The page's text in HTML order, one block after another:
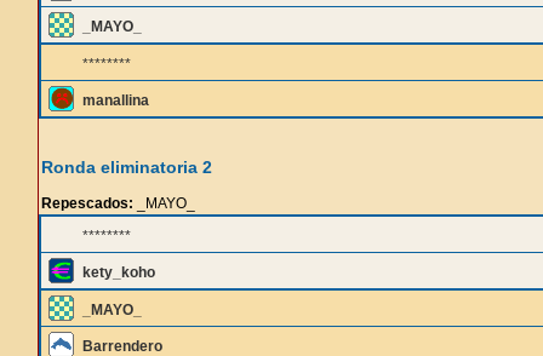
_MAYO_
********
manallina
Ronda eliminatoria 2
Repescados: _MAYO_
********
kety_koho
_MAYO_
Barrendero